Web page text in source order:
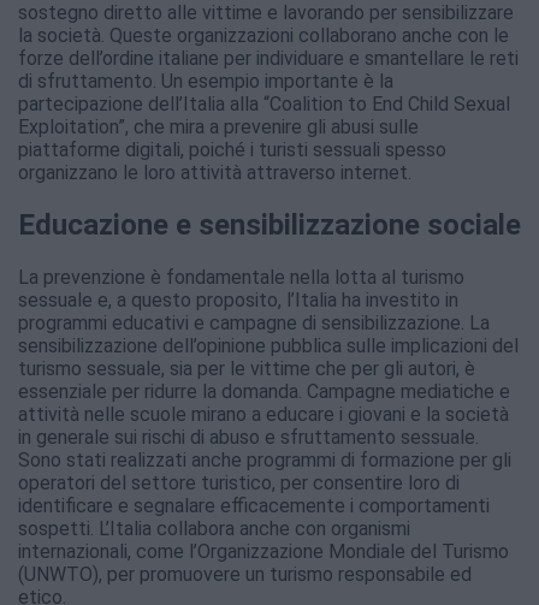
sostegno diretto alle vittime e lavorando per sensibilizzare
la società. Queste organizzazioni collaborano anche con le
forze dell’ordine italiane per individuare e smantellare le reti
di sfruttamento. Un esempio importante è la
partecipazione dell’Italia alla “Coalition to End Child Sexual
Exploitation”, che mira a prevenire gli abusi sulle
piattaforme digitali, poiché i turisti sessuali spesso
organizzano le loro attività attraverso internet.
Educazione e sensibilizzazione sociale
La prevenzione è fondamentale nella lotta al turismo
sessuale e, a questo proposito, l’Italia ha investito in
programmi educativi e campagne di sensibilizzazione. La
sensibilizzazione dell’opinione pubblica sulle implicazioni del
turismo sessuale, sia per le vittime che per gli autori, è
essenziale per ridurre la domanda. Campagne mediatiche e
attività nelle scuole mirano a educare i giovani e la società
in generale sui rischi di abuso e sfruttamento sessuale.
Sono stati realizzati anche programmi di formazione per gli
operatori del settore turistico, per consentire loro di
identificare e segnalare efficacemente i comportamenti
sospetti. L’Italia collabora anche con organismi
internazionali, come l’Organizzazione Mondiale del Turismo
(UNWTO), per promuovere un turismo responsabile ed
etico.